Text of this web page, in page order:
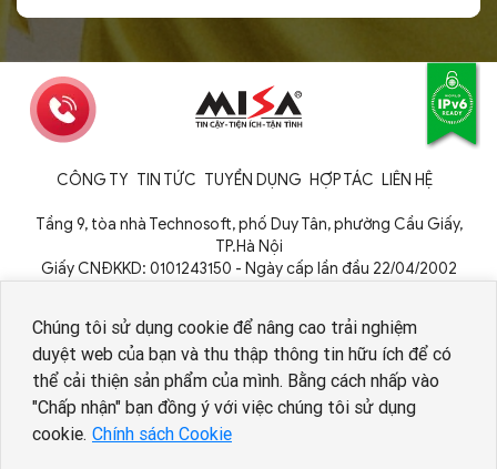
Chúng tôi sử dụng cookie để nâng cao trải nghiệm
duyệt web của bạn và thu thập thông tin hữu ích để có
thể cải thiện sản phẩm của mình. Bằng cách nhấp vào
"Chấp nhận" bạn đồng ý với việc chúng tôi sử dụng
cookie. Chính sách Cookie
Cuộc thi hướng tới mục tiêu lan tỏa […]
CÔNG TY TIN TỨC TUYỂN DỤNG HỢP TÁC LIÊN HỆ
Tầng 9, tòa nhà Technosoft, phố Duy Tân, phường Cầu Giấy,
TP.Hà Nội
Giấy CNĐKKD: 0101243150 - Ngày cấp lần đầu 22/04/2002
Copyright © 1994 - 2026 MISA JSC
Nhân viên AI tuyển dụng